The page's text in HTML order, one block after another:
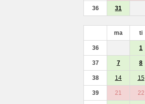
36 31
ma ti
36 1
37 7 8
38 14 15
39 21 22